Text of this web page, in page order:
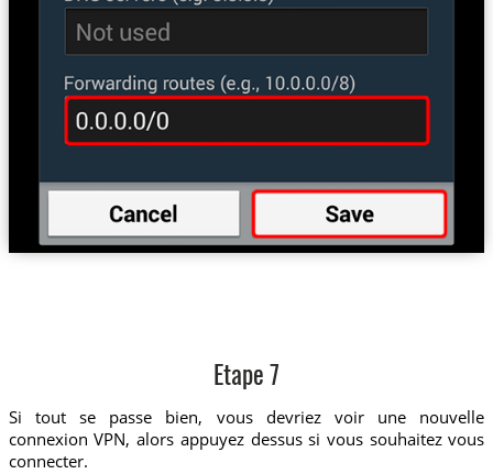
Etape 7
Si tout se passe bien, vous devriez voir une nouvelle
connexion VPN, alors appuyez dessus si vous souhaitez vous
connecter.